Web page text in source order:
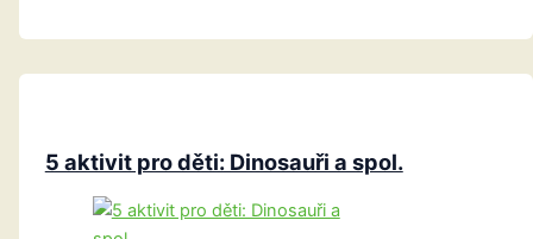
5 aktivit pro děti: Dinosauři a spol.